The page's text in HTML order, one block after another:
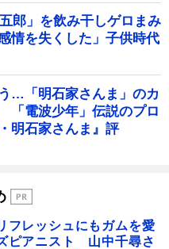
郎」を飲み干しゲロまみ
情を失くした」子供時代
…「明石家さんま」のカ
「電波少年」伝説のプロ
明石家さんま』評
フレッシュにもガムを愛
ピアニスト 山中千尋さ